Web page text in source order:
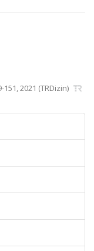
2021 (TRDizin)